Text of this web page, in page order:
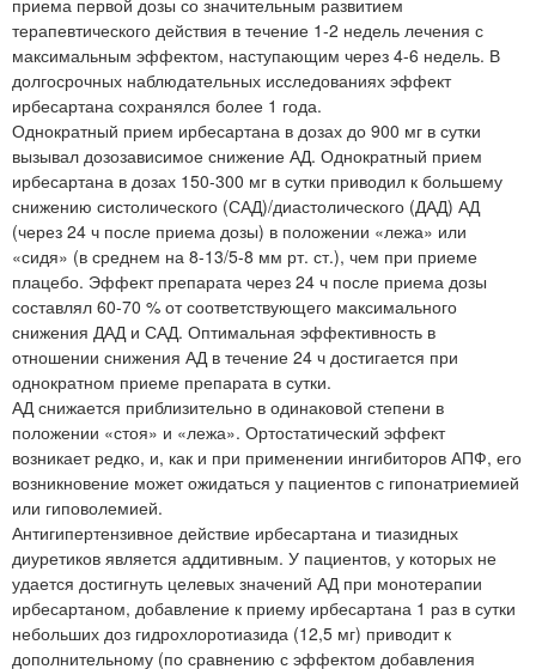
терапевтического действия в течение 1-2 недель лечения с
максимальным эффектом, наступающим через 4-6 недель. В
долгосрочных наблюдательных исследованиях эффект
ирбесартана сохранялся более 1 года.
Однократный прием ирбесартана в дозах до 900 мг в сутки
вызывал дозозависимое снижение АД. Однократный прием
ирбесартана в дозах 150-300 мг в сутки приводил к большему
снижению систолического (САД)/диастолического (ДАД) АД
(через 24 ч после приема дозы) в положении «лежа» или
«сидя» (в среднем на 8-13/5-8 мм рт. ст.), чем при приеме
плацебо. Эффект препарата через 24 ч после приема дозы
составлял 60-70 % от соответствующего максимального
снижения ДАД и САД. Оптимальная эффективность в
отношении снижения АД в течение 24 ч достигается при
однократном приеме препарата в сутки.
АД снижается приблизительно в одинаковой степени в
положении «стоя» и «лежа». Ортостатический эффект
возникает редко, и, как и при применении ингибиторов АПФ, его
возникновение может ожидаться у пациентов с гипонатриемией
или гиповолемией.
Антигипертензивное действие ирбесартана и тиазидных
диуретиков является аддитивным. У пациентов, у которых не
удается достигнуть целевых значений АД при монотерапии
ирбесартаном, добавление к приему ирбесартана 1 раз в сутки
небольших доз гидрохлоротиазида (12,5 мг) приводит к
дополнительному (по сравнению с эффектом добавления